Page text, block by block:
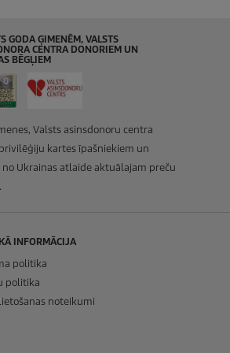
GODA ĢIMENĒM, VALSTS
CENTRA DONORIEM UN
BĒGĻIEM
Valsts asinsdonoru centra
kartes īpašniekiem un
Ukrainas atlaide aktuālajam preču
INFORMĀCIJA
politika
politika
noteikumi